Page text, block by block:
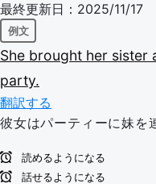
最終更新日：2025/11/17
例文
She brought her sister
party.
翻訳する
彼女はパーティーに妹を
読めるようになる
話せるようになる